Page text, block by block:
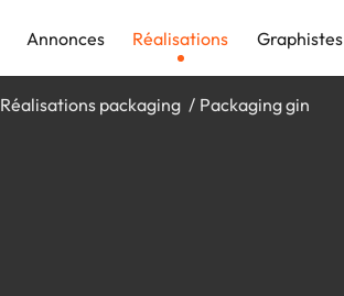
Annonces Réalisations Graphistes
Réalisations packaging Packaging gin